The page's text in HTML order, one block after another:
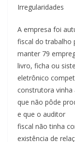
Irregularidades
A empresa foi
fiscal do trabalho
manter 79
livro, ficha ou
eletrônico
construtora vinha
que não pôde
e que o auditor
fiscal não tinha
existência de